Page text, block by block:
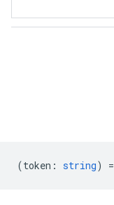
(token : string)